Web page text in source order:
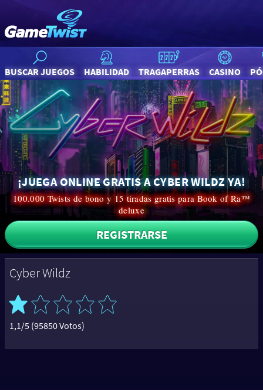
BUSCAR JUEGOS HABILIDAD TRAGAPERRAS CASINO
¡JUEGA ONLINE GRATIS A CYBER WILDZ YA!
100.000 Twists de bono y 15 tiradas gratis para Book of Ra™
deluxe
REGISTRARSE
Cyber Wildz
1,1/5 (95850 Votos)